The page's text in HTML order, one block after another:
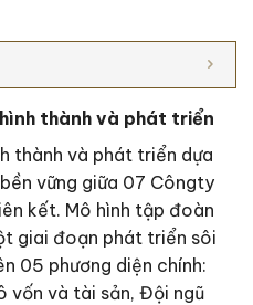
thành và phát triển
thành và phát triển dựa
vững giữa 07 Côngty
kết. Mô hình tập đoàn
giai đoạn phát triển sôi
05 phương diện chính:
vốn và tài sản, Đội ngũ